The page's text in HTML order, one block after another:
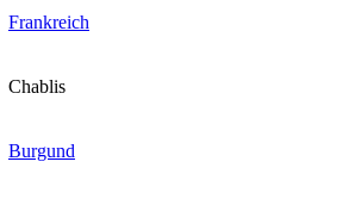
Frankreich
Chablis
Burgund